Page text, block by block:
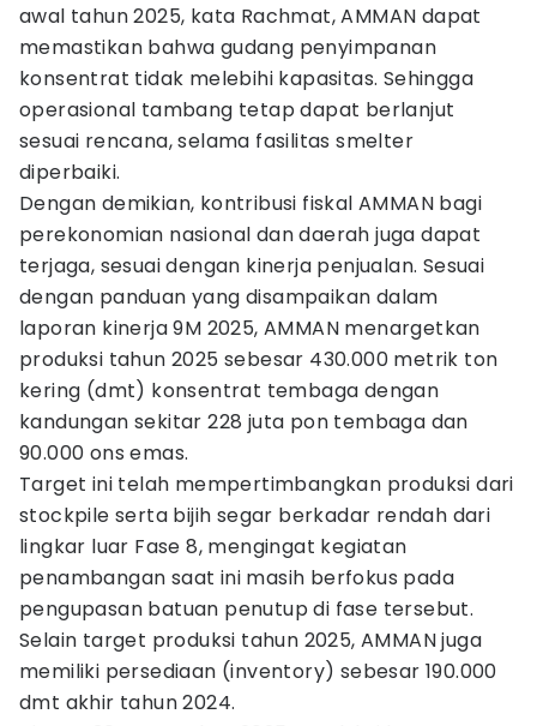
awal tahun 2025, kata Rachmat, AMMAN dapat
memastikan bahwa gudang penyimpanan
konsentrat tidak melebihi kapasitas. Sehingga
operasional tambang tetap dapat berlanjut
sesuai rencana, selama fasilitas smelter
diperbaiki.
Dengan demikian, kontribusi fiskal AMMAN bagi
perekonomian nasional dan daerah juga dapat
terjaga, sesuai dengan kinerja penjualan. Sesuai
dengan panduan yang disampaikan dalam
laporan kinerja 9M 2025, AMMAN menargetkan
produksi tahun 2025 sebesar 430.000 metrik ton
kering (dmt) konsentrat tembaga dengan
kandungan sekitar 228 juta pon tembaga dan
90.000 ons emas.
Target ini telah mempertimbangkan produksi dari
stockpile serta bijih segar berkadar rendah dari
lingkar luar Fase 8, mengingat kegiatan
penambangan saat ini masih berfokus pada
pengupasan batuan penutup di fase tersebut.
Selain target produksi tahun 2025, AMMAN juga
memiliki persediaan (inventory) sebesar 190.000
dmt akhir tahun 2024.